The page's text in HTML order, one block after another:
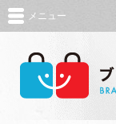
メニュー